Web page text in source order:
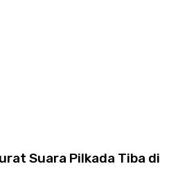
Suara Pilkada Tiba di